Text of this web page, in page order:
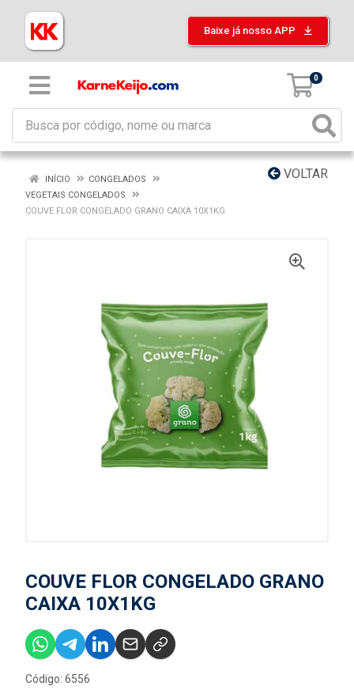
Baixe já nosso APP
0
VOLTAR
INÍCIO
CONGELADOS
VEGETAIS CONGELADOS
COUVE FLOR CONGELADO GRANO CAIXA 10X1KG
COUVE FLOR CONGELADO GRANO
CAIXA 10X1KG
Código: 6556